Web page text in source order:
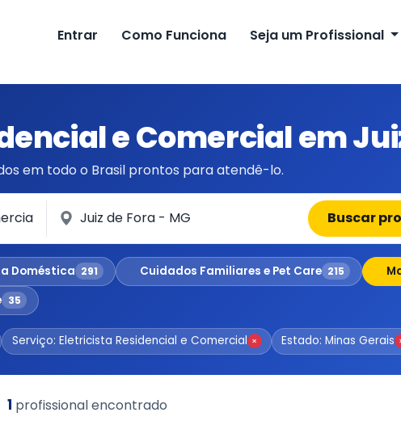
Entrar Como Funciona Seja um Profissional
e Comercial em
em todo o Brasil prontos para atendê-lo.
Em qual cidade? Buscar
Doméstica 291 Cuidados Familiares e Pet Care 215
35
Serviço: Eletricista Residencial e Comercial × Estado: Minas Gerais
1 profissional encontrado